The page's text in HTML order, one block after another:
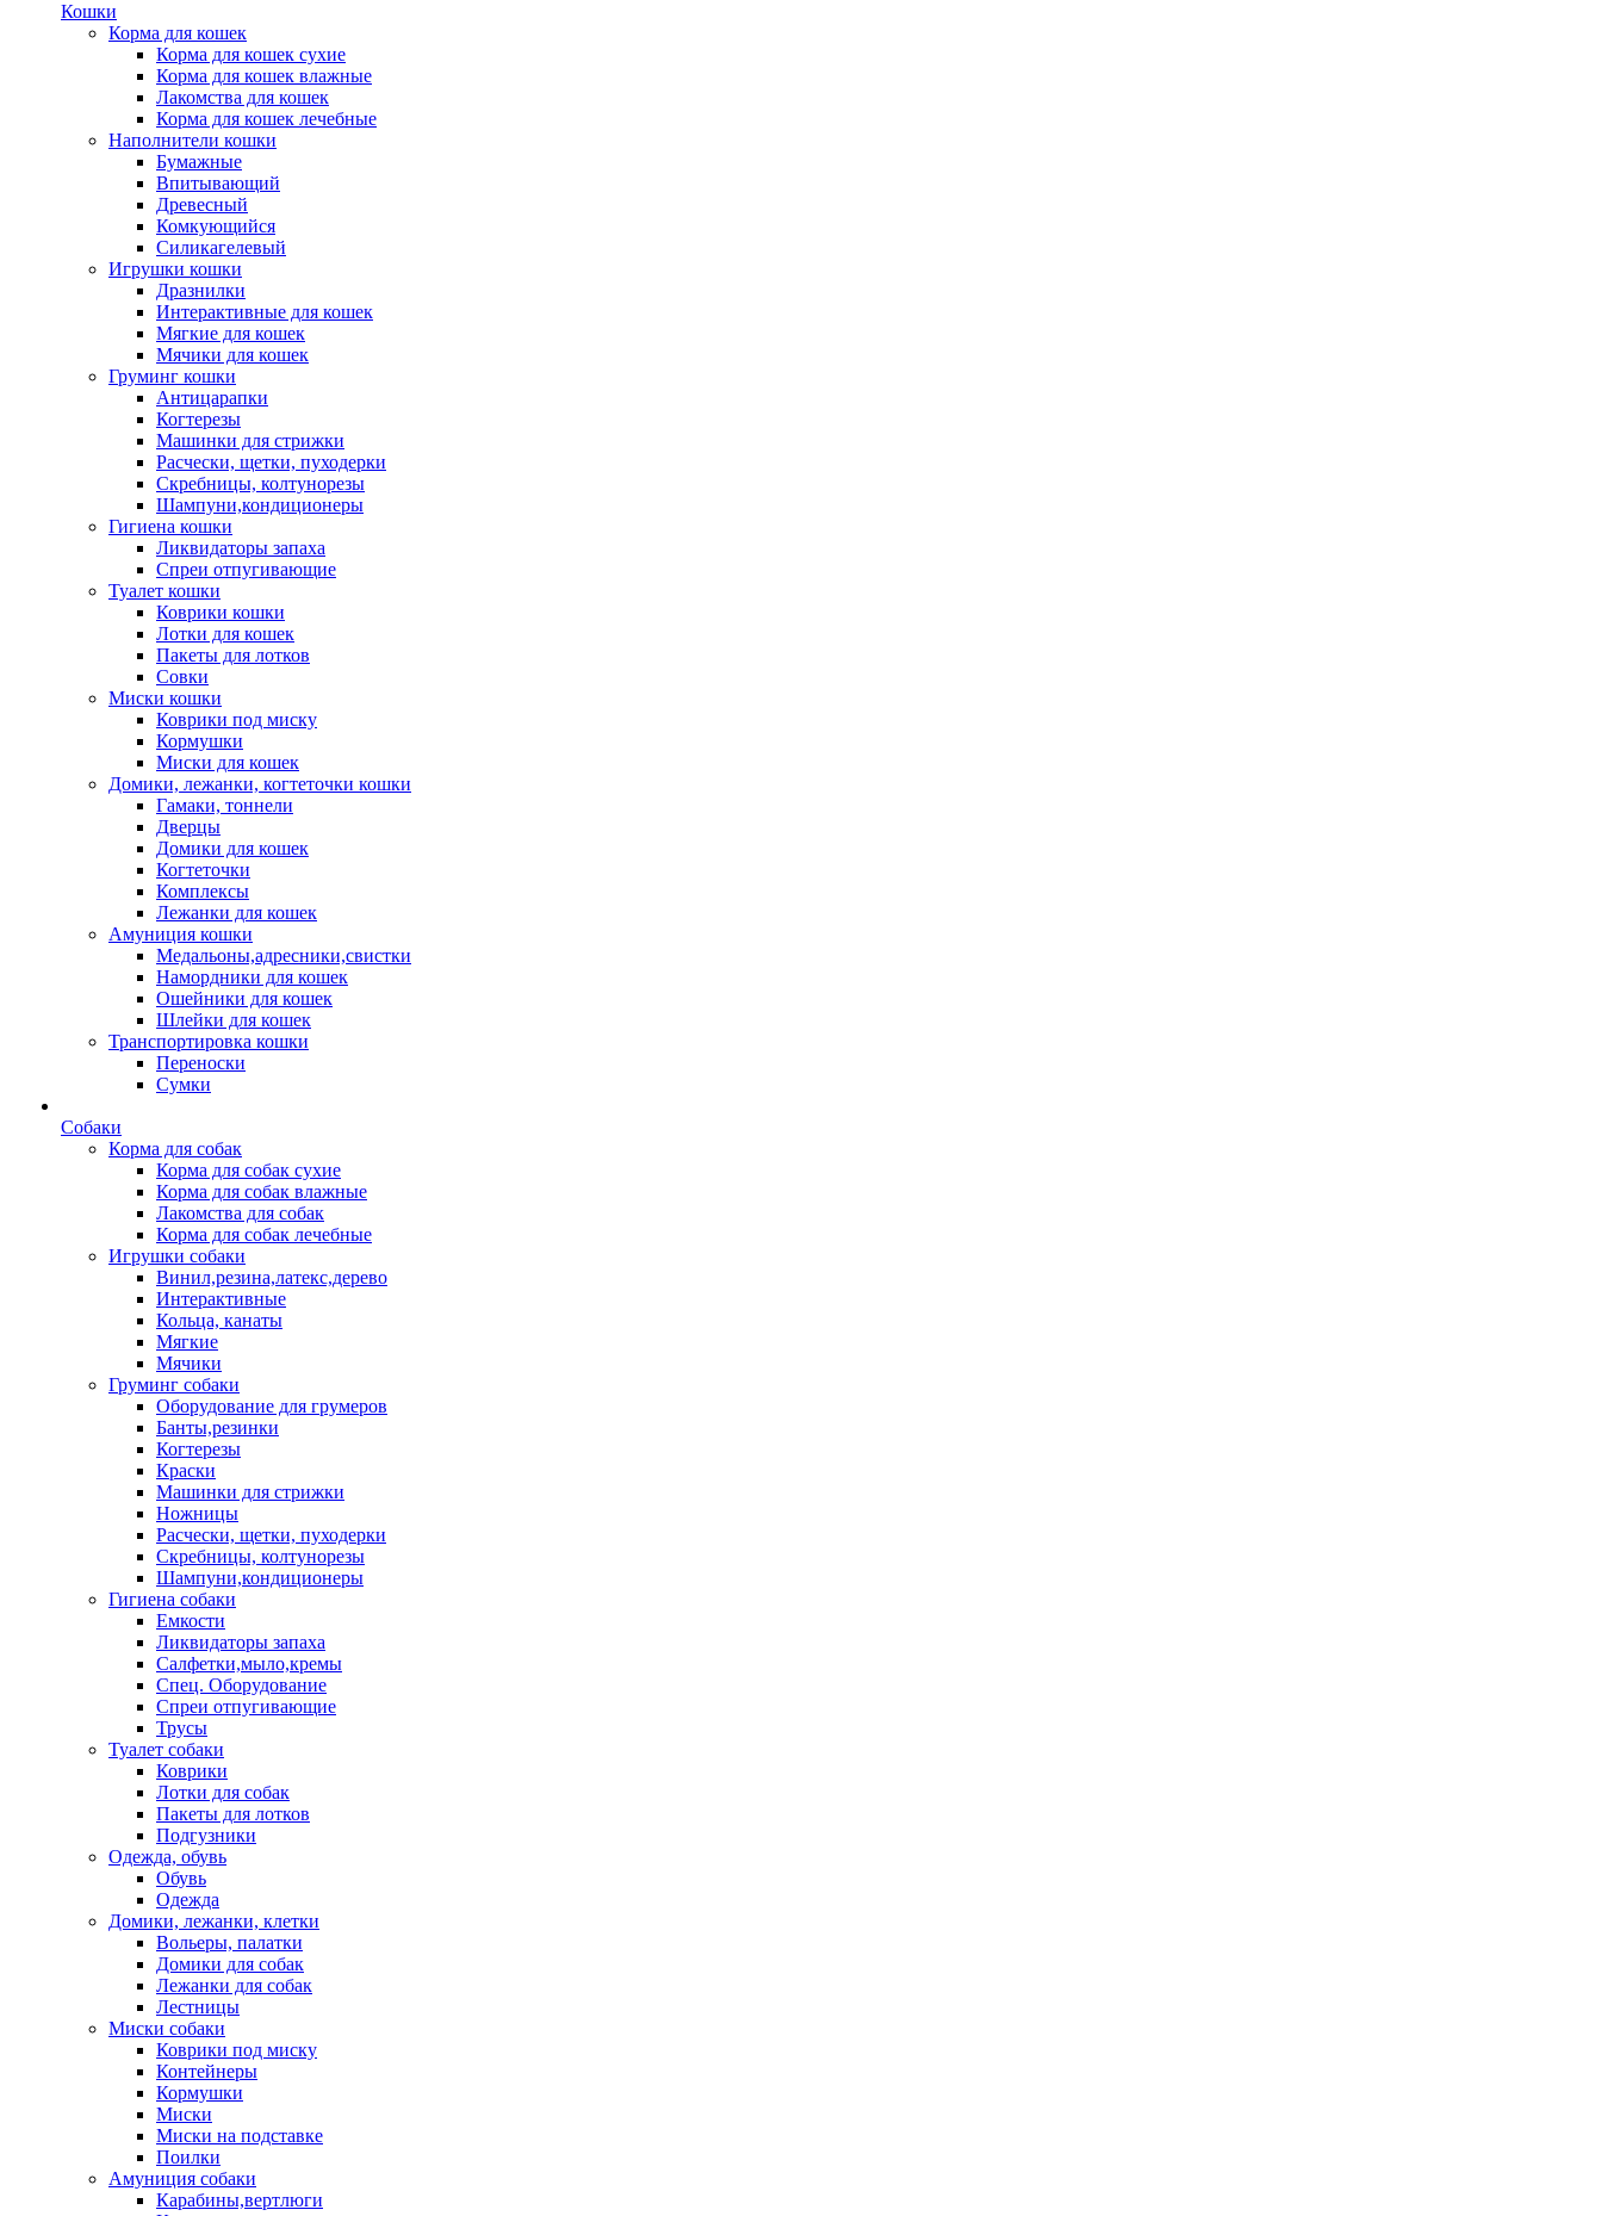
Кошки
Корма для кошек
Корма для кошек сухие
Корма для кошек влажные
Лакомства для кошек
Корма для кошек лечебные
Наполнители кошки
Бумажные
Впитывающий
Древесный
Комкующийся
Силикагелевый
Игрушки кошки
Дразнилки
Интерактивные для кошек
Мягкие для кошек
Мячики для кошек
Груминг кошки
Антицарапки
Когтерезы
Машинки для стрижки
Расчески, щетки, пуходерки
Скребницы, колтунорезы
Шампуни,кондиционеры
Гигиена кошки
Ликвидаторы запаха
Спреи отпугивающие
Туалет кошки
Коврики кошки
Лотки для кошек
Пакеты для лотков
Совки
Миски кошки
Коврики под миску
Кормушки
Миски для кошек
Домики, лежанки, когтеточки кошки
Гамаки, тоннели
Дверцы
Домики для кошек
Когтеточки
Комплексы
Лежанки для кошек
Амуниция кошки
Медальоны,адресники,свистки
Намордники для кошек
Ошейники для кошек
Шлейки для кошек
Транспортировка кошки
Переноски
Сумки
Собаки
Корма для собак
Корма для собак сухие
Корма для собак влажные
Лакомства для собак
Корма для собак лечебные
Игрушки собаки
Винил,резина,латекс,дерево
Интерактивные
Кольца, канаты
Мягкие
Мячики
Груминг собаки
Оборудование для грумеров
Банты,резинки
Когтерезы
Краски
Машинки для стрижки
Ножницы
Расчески, щетки, пуходерки
Скребницы, колтунорезы
Шампуни,кондиционеры
Гигиена собаки
Емкости
Ликвидаторы запаха
Салфетки,мыло,кремы
Спец. Оборудование
Спреи отпугивающие
Трусы
Туалет собаки
Коврики
Лотки для собак
Пакеты для лотков
Подгузники
Одежда, обувь
Обувь
Одежда
Домики, лежанки, клетки
Вольеры, палатки
Домики для собак
Лежанки для собак
Лестницы
Миски собаки
Коврики под миску
Контейнеры
Кормушки
Миски
Миски на подставке
Поилки
Амуниция собаки
Карабины,вертлюги